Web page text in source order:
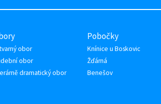
obor
obor
dramatický obor
Pobočky
Knínice u Boskovic
Žďárná
Benešov